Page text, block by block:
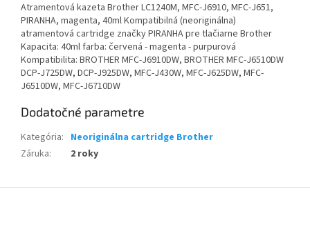
Atramentová kazeta Brother LC1240M, MFC-J6910, MFC-J651,
PIRANHA, magenta, 40ml Kompatibilná (neoriginálna)
atramentová cartridge značky PIRANHA pre tlačiarne Brother
Kapacita: 40ml farba: červená - magenta - purpurová
Kompatibilita: BROTHER MFC-J6910DW, BROTHER MFC-J6510DW
DCP-J725DW, DCP-J925DW, MFC-J430W, MFC-J625DW, MFC-
J6510DW, MFC-J6710DW
Dodatočné parametre
Kategória: Neoriginálna cartridge Brother
Záruka: 2 roky